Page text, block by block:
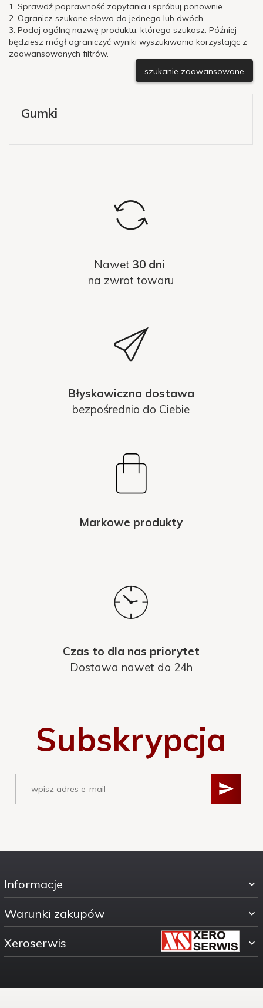
1. Sprawdź poprawność zapytania i spróbuj ponownie.
2. Ogranicz szukane słowa do jednego lub dwóch.
3. Podaj ogólną nazwę produktu, którego szukasz. Później
będziesz mógł ograniczyć wyniki wyszukiwania korzystając z
zaawansowanych filtrów.
szukanie zaawansowane
Gumki
Nawet 30 dni
na zwrot towaru
Błyskawiczna dostawa
bezpośrednio do Ciebie
Markowe produkty
Czas to dla nas priorytet
Dostawa nawet do 24h
Subskrypcja
Informacje
Warunki zakupów
Xeroserwis